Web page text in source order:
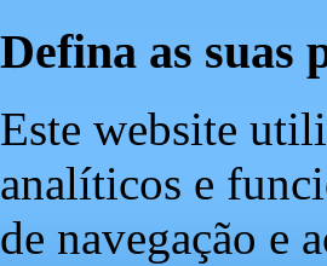
Defina as suas
Este website
analíticos e
de navegação e